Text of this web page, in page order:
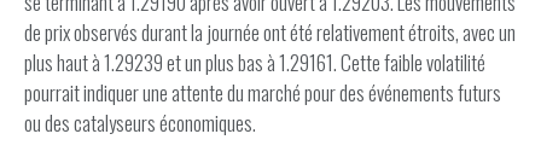
de prix observés durant la journée ont été relativement étroits, avec un
plus haut à 1.29239 et un plus bas à 1.29161. Cette faible volatilité
pourrait indiquer une attente du marché pour des événements futurs
ou des catalyseurs économiques.